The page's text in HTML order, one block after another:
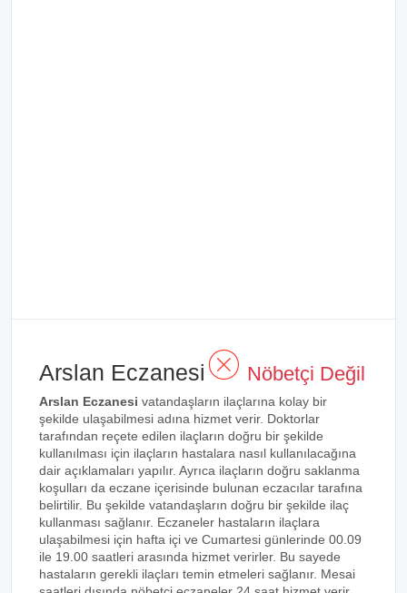
Arslan Eczanesi Nöbetçi Değil
Arslan Eczanesi vatandaşların ilaçlarına kolay bir
şekilde ulaşabilmesi adına hizmet verir. Doktorlar
tarafından reçete edilen ilaçların doğru bir şekilde
kullanılması için ilaçların hastalara nasıl kullanılacağına
dair açıklamaları yapılır. Ayrıca ilaçların doğru saklanma
koşulları da eczane içerisinde bulunan eczacılar tarafına
belirtilir. Bu şekilde vatandaşların doğru bir şekilde ilaç
kullanması sağlanır. Eczaneler hastaların ilaçlara
ulaşabilmesi için hafta içi ve Cumartesi günlerinde 00.09
ile 19.00 saatleri arasında hizmet verirler. Bu sayede
hastaların gerekli ilaçları temin etmeleri sağlanır. Mesai